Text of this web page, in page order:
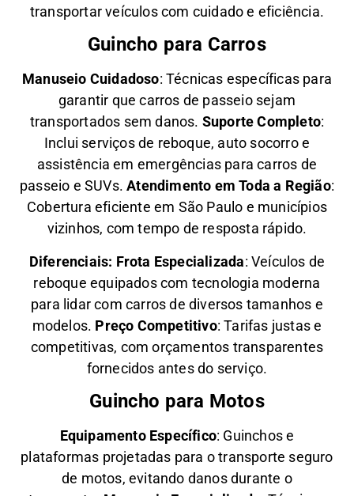
transportar veículos com cuidado e eficiência.
Guincho para Carros
Manuseio Cuidadoso: Técnicas específicas para
garantir que carros de passeio sejam
transportados sem danos. Suporte Completo:
Inclui serviços de reboque, auto socorro e
assistência em emergências para carros de
passeio e SUVs.Atendimento em Toda a Região:
Cobertura eficiente em São Paulo e municípios
vizinhos, com tempo de resposta rápido.
Diferenciais: Frota Especializada: Veículos de
reboque equipados com tecnologia moderna
para lidar com carros de diversos tamanhos e
modelos. Preço Competitivo: Tarifas justas e
competitivas, com orçamentos transparentes
fornecidos antes do serviço.
Guincho para Motos
Equipamento Específico: Guinchos e
plataformas projetadas para o transporte seguro
de motos, evitando danos durante o